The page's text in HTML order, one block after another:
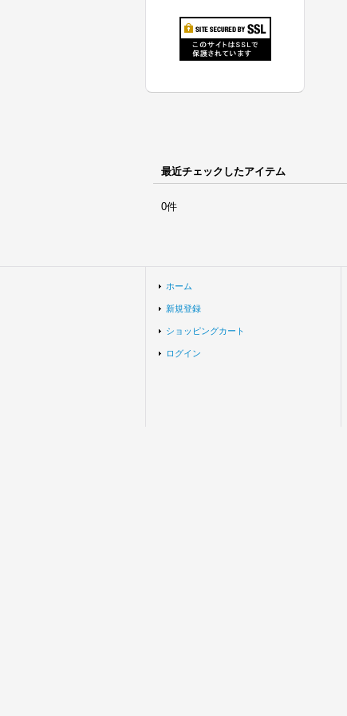
最近チェックしたアイテム
0件
ホーム
新規登録
ショッピングカート
ログイン